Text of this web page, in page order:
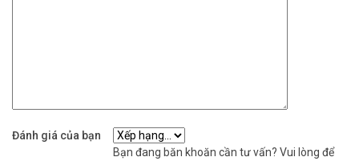
Đánh giá của bạn
Bạn đang băn khoăn cần tư vấn? Vui lòng để